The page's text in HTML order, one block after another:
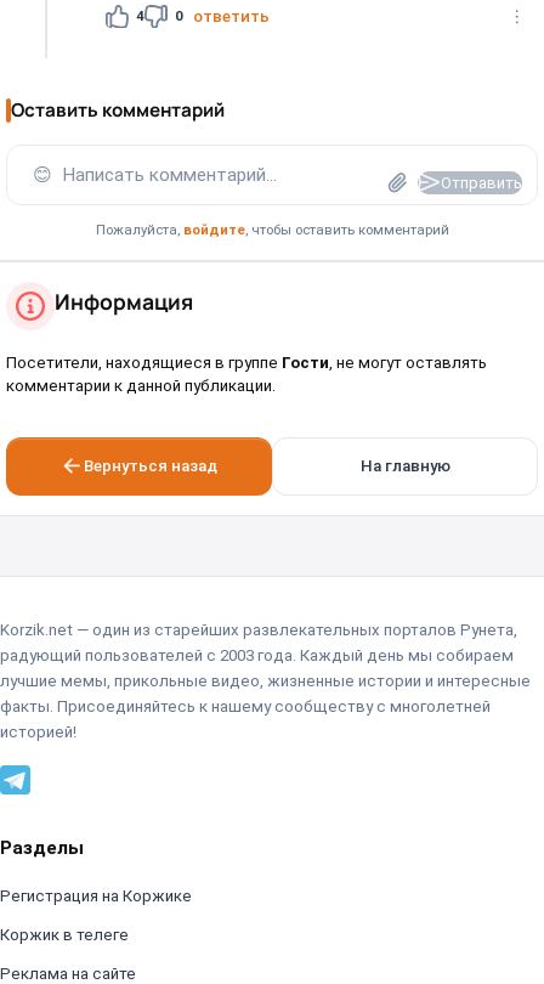
4 0 ответить
Оставить комментарий
😊 Написать комментарий... Отправить
Пожалуйста, войдите, чтобы оставить комментарий
Информация
Посетители, находящиеся в группе Гости , не могут оставлять
комментарии к данной публикации.
Вернуться назад На главную
Korzik.net — один из старейших развлекательных порталов Рунета,
радующий пользователей с 2003 года. Каждый день мы собираем
лучшие мемы, прикольные видео, жизненные истории и интересные
факты. Присоединяйтесь к нашему сообществу с многолетней
историей!
Разделы
Регистрация на Коржике
Коржик в телеге
Реклама на сайте